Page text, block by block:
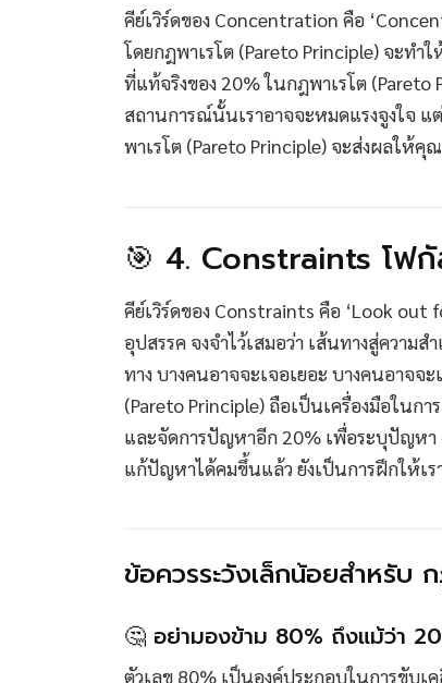
คีย์เวิร์ดของ Concentration คือ
โดยกฎพาเรโต (Pareto Principle) จะทำ
ที่แท้จริงของ 20% ในกฎพาเรโต (Pareto
สถานการณ์นั้นเราอาจจะหมดแรงจูงใจ แ
พาเรโต (Pareto Principle) จะส่งผลให้
🎯 4. Constraints โฟ
คีย์เวิร์ดของ Constraints คือ ‘Look out
อุปสรรค จงจำไว้เสมอว่า เส้นทางสู่ความ
ทาง บางคนอาจจะเจอเยอะ บางคนอาจจ
(Pareto Principle) ถือเป็นเครื่องมือในก
และจัดการปัญหาอีก 20% เพื่อระบุปัญห
แก้ปัญหาได้คมขึ้นแล้ว ยังเป็นการฝึกให้เ
ข้อควรระวังเล็กน้อยสำหรับ
🤔 อย่ามองข้าม 80% ถึงแม้ว่า
ตัวเลข 80% เป็นองค์ประกอบในการขับเ